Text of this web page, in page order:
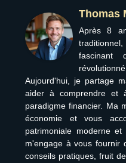
Thomas
Après 8
fascinant
Aujourd'hui, je partage
aider à comprendre et
paradigme financier. Ma
économie et vous
patrimoniale moderne
m'engage à vous fournir
conseils pratiques, fruit